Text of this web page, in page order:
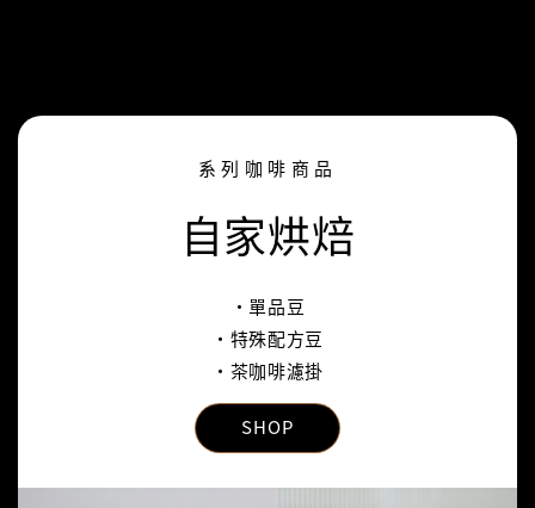
系列咖啡商品
自家烘焙
‧單品豆
‧特殊配方豆
‧茶咖啡濾掛
SHOP